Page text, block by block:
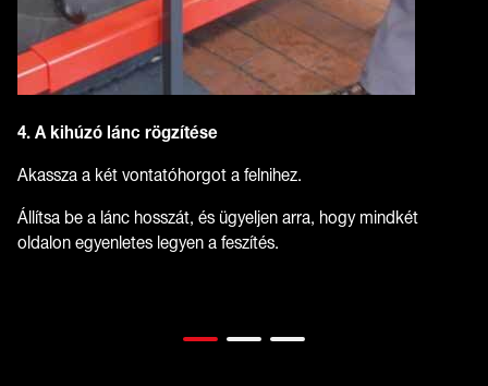
4. A kihúzó lánc rögzítése
Akassza a két vontatóhorgot a felnihez.
Állítsa be a lánc hosszát, és ügyeljen arra, hogy mindkét
oldalon egyenletes legyen a feszítés.